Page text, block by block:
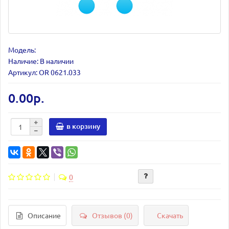
Модель:
Наличие: В наличии
Артикул: OR 0621.033
0.00р.
в корзину
0
Описание Отзывов (0) Скачать